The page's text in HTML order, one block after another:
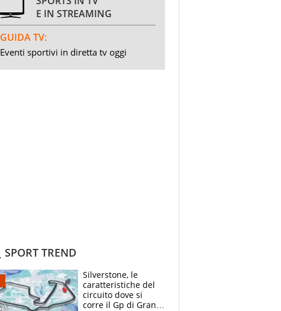
E IN STREAMING
GUIDA TV:
Eventi sportivi in diretta tv oggi
SPORT TREND
Silverstone, le
caratteristiche del
circuito dove si
corre il Gp di Gran